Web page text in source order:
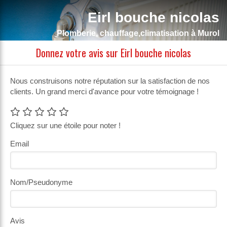
Eirl bouche nicolas
Plomberie, chauffage,climatisation à Murol
Donnez votre avis sur Eirl bouche nicolas
Nous construisons notre réputation sur la satisfaction de nos
clients. Un grand merci d'avance pour votre témoignage !
Cliquez sur une étoile pour noter !
Email
Nom/Pseudonyme
Avis